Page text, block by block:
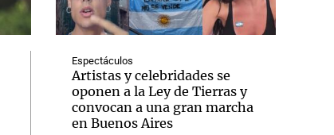
Espectáculos
Artistas y celebridades se
oponen a la Ley de Tierras y
convocan a una gran marcha
en Buenos Aires